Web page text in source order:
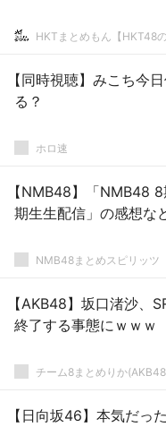
HKTまとめもん【HKT48の
【同時視聴】みこち今
る？
ホロ速
【NMB48】「NMB48
期生生配信」の感想な
NMB48まとめスピリッツ
【AKB48】坂口渚沙、
終了する事態にｗｗｗ
チーム8まとめりか
【日向坂46】本気だっ